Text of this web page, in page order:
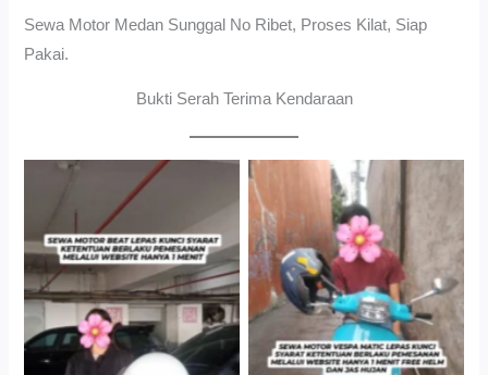
Sewa Motor Medan Sunggal No Ribet, Proses Kilat, Siap
Pakai.
Bukti Serah Terima Kendaraan
Cityplaza Jatinegara
Gedung Parkir P6A
Antar Jemput Kendaraan